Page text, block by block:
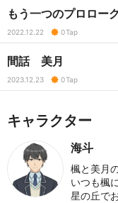
もう一つのプロロ
2022.12.22 0Tap
間話 美月
2023.12.23 0Tap
キャラクター
海斗
楓と美月
いつも楓
星の丘で